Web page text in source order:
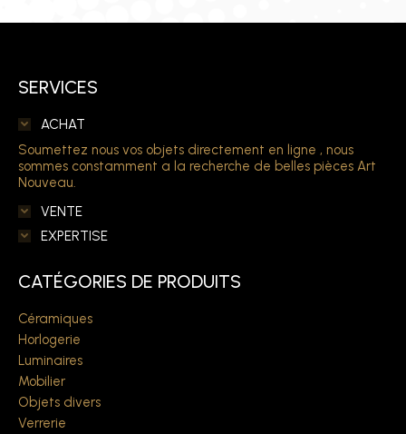
SERVICES
ACHAT
Soumettez nous vos objets directement en ligne , nous
sommes constamment a la recherche de belles pièces Art
Nouveau.
VENTE
EXPERTISE
CATÉGORIES DE PRODUITS
Céramiques
Horlogerie
Luminaires
Mobilier
Objets divers
Verrerie